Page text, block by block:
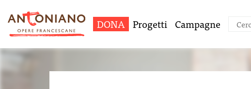
DONA Progetti Campagne